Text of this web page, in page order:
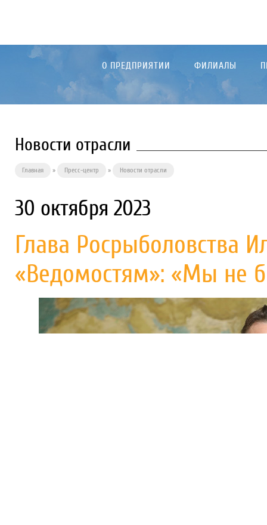
О ПРЕДПРИЯТИИ ФИЛИАЛЫ
Новости отрасли
Главная » Пресс-центр » Новости отрасли
30 октября 2023
Глава Росрыболовства
«Ведомостям»: «Мы не